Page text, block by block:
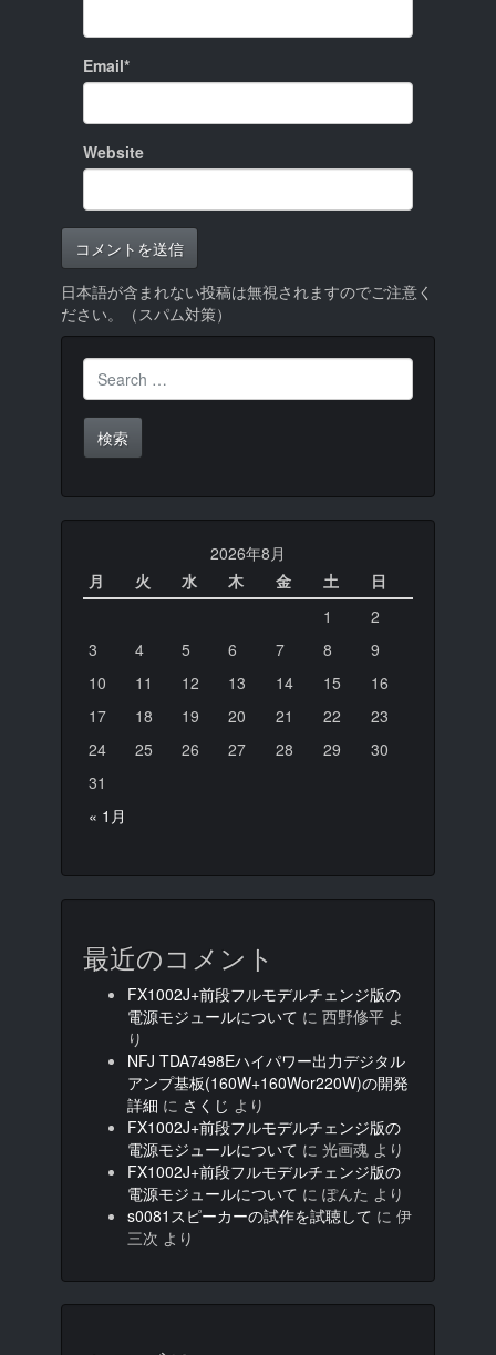
Email*
Website
日本語が含まれない投稿は無視されますのでご注意く
ださい。（スパム対策）
Search for:
2026年8月
月
火 水 木 金 土 日
« 1月
1
2
3
4 5 6 7 8
9
10
11 12 13 14 15
16
17
18 19 20 21 22
23
24
25 26 27 28 29
30
31
最近のコメント
FX1002J+前段フルモデルチェンジ版の
電源モジュールについて に 西野修平 よ
り
NFJ TDA7498Eハイパワー出力デジタル
アンプ基板(160W+160Wor220W)の開発
詳細 に さくじ より
FX1002J+前段フルモデルチェンジ版の
電源モジュールについて に 光画魂 より
FX1002J+前段フルモデルチェンジ版の
電源モジュールについて に ぽんた より
s0081スピーカーの試作を試聴して に 伊
三次 より